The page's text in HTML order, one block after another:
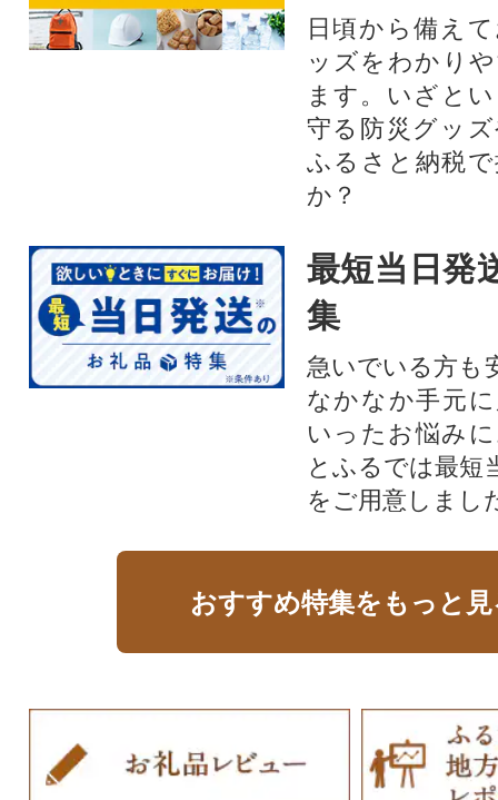
日頃から備え
ッズをわかり
ます。いざと
守る防災グッ
ふるさと納税
か？
最短当日発
集
急いでいる方も
なかなか手元
いったお悩み
とふるでは最短
をご用意しまし
おすすめ特集をもっと